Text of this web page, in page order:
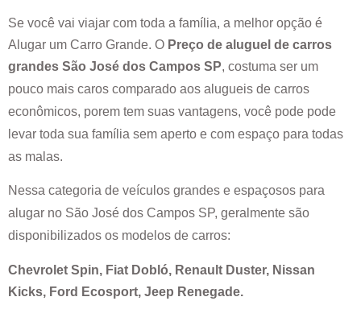
Se você vai viajar com toda a família, a melhor opção é
Alugar um Carro Grande. O Preço de aluguel de carros
grandes São José dos Campos SP, costuma ser um
pouco mais caros comparado aos alugueis de carros
econômicos, porem tem suas vantagens, você pode pode
levar toda sua família sem aperto e com espaço para todas
as malas.
Nessa categoria de veículos grandes e espaçosos para
alugar no São José dos Campos SP, geralmente são
disponibilizados os modelos de carros:
Chevrolet Spin, Fiat Dobló, Renault Duster, Nissan
Kicks, Ford Ecosport, Jeep Renegade.